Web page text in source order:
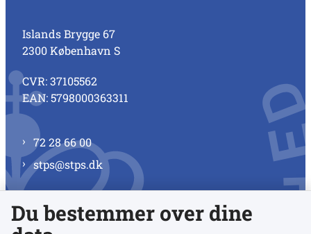
Islands Brygge 67
2300 København S
CVR: 37105562
EAN: 5798000363311
72 28 66 00
stps@stps.dk
Se alle kontaktnumre
Du bestemmer over dine